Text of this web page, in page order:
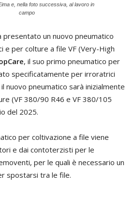
e, nella foto successiva, al lavoro in
campo
presentato un nuovo pneumatico
e per colture a file VF (Very-High
, il suo primo pneumatico per
specificatamente per irroratrici
nuovo pneumatico sarà inizialmente
(VF 380/90 R46 e VF 380/105
del 2025.
per coltivazione a file viene
e dai contoterzisti per le
per le quali è necessario un
spostarsi tra le file.